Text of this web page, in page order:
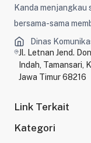
Kanda menjangkau
bersama-sama
Dinas
Jl. Letnan Jend.
Indah, Tamansari,
Jawa Timur 68216
Link Terkait
Kategori